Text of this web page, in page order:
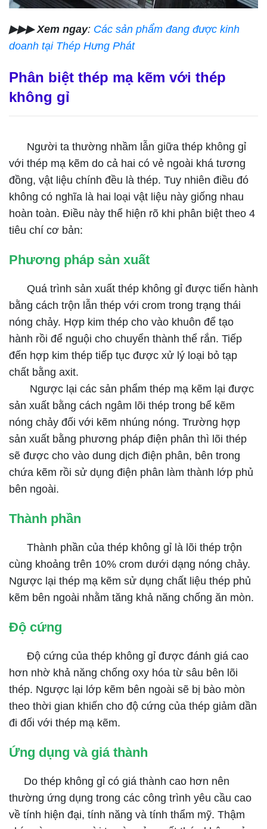
▶▶▶ Xem ngay: Các sản phẩm đang được kinh
doanh tại Thép Hưng Phát
Phân biệt thép mạ kẽm với thép
không gỉ
Người ta thường nhầm lẫn giữa thép không gỉ
với thép mạ kẽm do cả hai có vẻ ngoài khá tương
đồng, vật liệu chính đều là thép. Tuy nhiên điều đó
không có nghĩa là hai loại vật liệu này giống nhau
hoàn toàn. Điều này thể hiện rõ khi phân biệt theo 4
tiêu chí cơ bản:
Phương pháp sản xuất
Quá trình sản xuất thép không gỉ được tiến hành
bằng cách trộn lẫn thép với crom trong trạng thái
nóng chảy. Hợp kim thép cho vào khuôn để tạo
hành rồi để nguội cho chuyển thành thể rắn. Tiếp
đến hợp kim thép tiếp tục được xử lý loại bỏ tạp
chất bằng axit.
Ngược lại các sản phẩm thép mạ kẽm lại được
sản xuất bằng cách ngâm lõi thép trong bể kẽm
nóng chảy đối với kẽm nhúng nóng. Trường hợp
sản xuất bằng phương pháp điện phân thì lõi thép
sẽ được cho vào dung dịch điện phân, bên trong
chứa kẽm rồi sử dụng điện phân làm thành lớp phủ
bên ngoài.
Thành phần
Thành phần của thép không gỉ là lõi thép trộn
cùng khoảng trên 10% crom dưới dạng nóng chảy.
Ngược lại thép mạ kẽm sử dụng chất liệu thép phủ
kẽm bên ngoài nhằm tăng khả năng chống ăn mòn.
Độ cứng
Độ cứng của thép không gỉ được đánh giá cao
hơn nhờ khả năng chống oxy hóa từ sâu bên lõi
thép. Ngược lại lớp kẽm bên ngoài sẽ bị bào mòn
theo thời gian khiến cho độ cứng của thép giảm dần
đi đối với thép mạ kẽm.
Ứng dụng và giá thành
Do thép không gỉ có giá thành cao hơn nên
thường ứng dụng trong các công trình yêu cầu cao
về tính hiện đại, tính năng và tính thẩm mỹ. Thậm